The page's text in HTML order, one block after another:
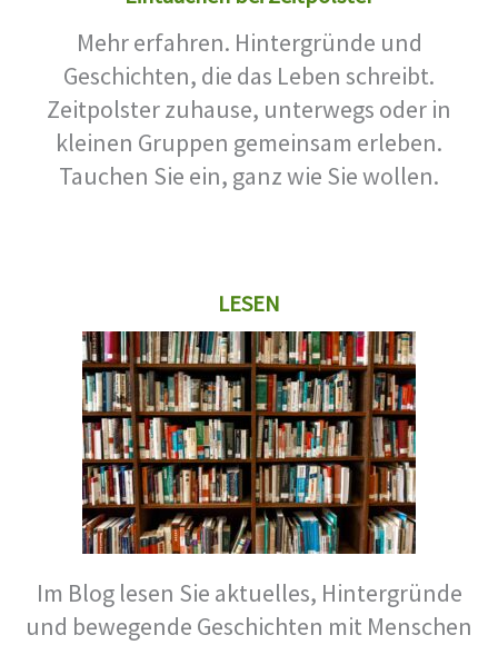
Mehr erfahren. Hintergründe und
Geschichten, die das Leben schreibt.
Zeitpolster zuhause, unterwegs oder in
kleinen Gruppen gemeinsam erleben.
Tauchen Sie ein, ganz wie Sie wollen.
LESEN
Im Blog lesen Sie aktuelles, Hintergründe
und bewegende Geschichten mit Menschen